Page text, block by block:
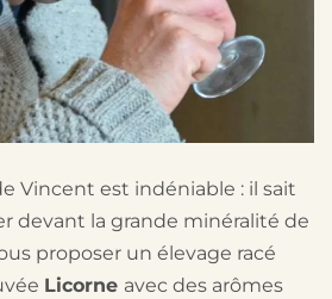
Vincent est indéniable : il sait
devant la grande minéralité de
proposer un élevage racé
Licorne avec des arômes